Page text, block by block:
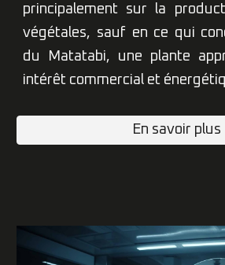
principalement sur la
végétales, sauf en ce qui
du
M atatabi, une plante
intérêt commercial et
En savoir plus